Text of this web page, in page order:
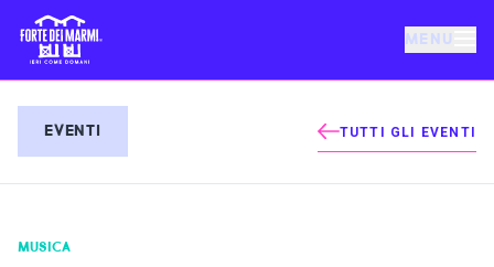
MENU
EVENTI
NOTIZIE
EVENTI TUTTI GLI EVENTI
MUSICA